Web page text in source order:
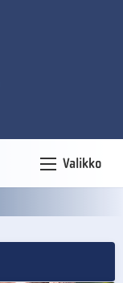
Valikko